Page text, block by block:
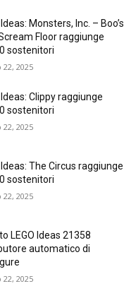
Ideas: Monsters, Inc. – Boo’s
Floor raggiunge
sostenitori
22, 2025
Ideas: Clippy raggiunge
sostenitori
22, 2025
Ideas: The Circus raggiunge
sostenitori
22, 2025
LEGO Ideas 21358
automatico di
22, 2025